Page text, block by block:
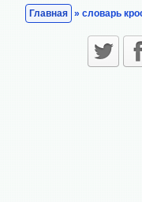
Главная » словарь